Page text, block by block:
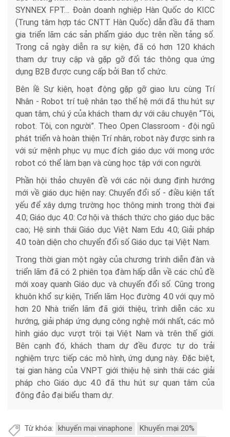
SYNNEX FPT… Đoàn doanh nghiệp Hàn Quốc do KICC
(Trung tâm hợp tác CNTT Hàn Quốc) dẫn đầu đã tham
gia triển lãm các sản phẩm giáo dục trên nền tảng số.
Trong cả ngày diễn ra sự kiện, đã có hơn 120 khách
tham dự truy cập và gặp gỡ đối tác thông qua ứng
dụng B2B được cung cấp bởi Ban tổ chức.
Bên lề Sự kiện, hoạt động gặp gỡ giao lưu cùng Trí
Nhân - Robot trí tuệ nhân tạo thế hệ mới đã thu hút sự
quan tâm, chú ý của khách tham dự với câu chuyện “Tôi,
robot. Tôi, con người”. Theo Open Classroom - đội ngũ
phát triển và hoàn thiện Trí nhân, robot này được sinh ra
với sứ mệnh phục vụ mục đích giáo dục với mong ước
robot có thể làm bạn và cùng học tập với con người.
Phần hội thảo chuyên đề với các nội dung định hướng
mới về giáo dục hiện nay: Chuyển đổi số - điều kiện tất
yếu để xây dựng trường học thông minh trong thời đại
4.0; Giáo dục 4.0: Cơ hội và thách thức cho giáo dục bậc
cao; Hệ sinh thái Giáo dục Việt Nam Edu 4.0; Giải pháp
4.0 toàn diện cho chuyển đổi số Giáo dục tại Việt Nam.
Trong thời gian một ngày của chương trình diễn đàn và
triển lãm đã có 2 phiên tọa đàm hấp dẫn về các chủ đề
mới xoay quanh Giáo dục và chuyển đổi số. Cũng trong
khuôn khổ sự kiện, Triển lãm Học đường 4.0 với quy mô
hơn 20 Nhà triển lãm đã giới thiệu, trình diễn các xu
hướng, giải pháp ứng dụng công nghệ mới nhất, các mô
hình giáo dục vượt trội tại Việt Nam và trên thế giới.
Bên cạnh đó, khách tham dự đều được tự do trải
nghiệm trực tiếp các mô hình, ứng dụng này. Đặc biệt,
tại gian hàng của VNPT giới thiệu hệ sinh thái các giải
pháp cho Giáo dục 4.0 đã thu hút sự quan tâm của
đông đảo đại biểu tham dự.
Từ khóa: khuyến mại vinaphone
Khuyến mại 20%